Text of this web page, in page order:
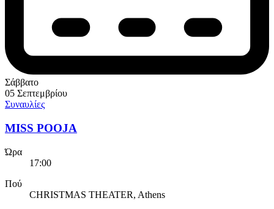
Σάββατο
05 Σεπτεμβρίου
Συναυλίες
MISS POOJA
Ώρα
17:00
Πού
CHRISTMAS THEATER, Athens